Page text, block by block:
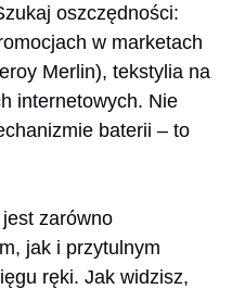
oszczędności:
w marketach
Merlin), tekstylia na
internetowych. Nie
baterii – to
zarówno
jak i przytulnym
ręki. Jak widzisz,